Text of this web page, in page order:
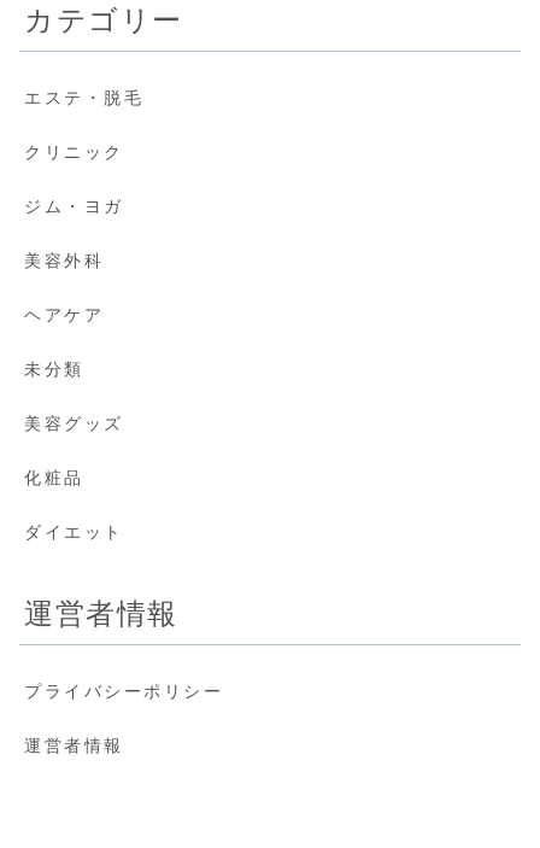
カテゴリー
エステ・脱毛
クリニック
ジム・ヨガ
美容外科
ヘアケア
未分類
美容グッズ
化粧品
ダイエット
運営者情報
プライバシーポリシー
運営者情報